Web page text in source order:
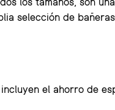
selección de
el ahorro de